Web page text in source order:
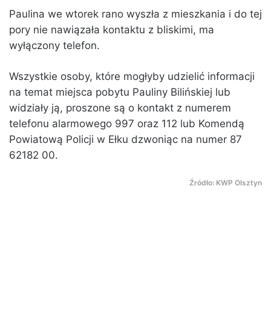
Paulina we wtorek rano wyszła z mieszkania i do tej
pory nie nawiązała kontaktu z bliskimi, ma
wyłączony telefon.
Wszystkie osoby, które mogłyby udzielić informacji
na temat miejsca pobytu Pauliny Bilińskiej lub
widziały ją, proszone są o kontakt z numerem
telefonu alarmowego 997 oraz 112 lub Komendą
Powiatową Policji w Ełku dzwoniąc na numer 87
62182 00.
Źródło: KWP Olsztyn